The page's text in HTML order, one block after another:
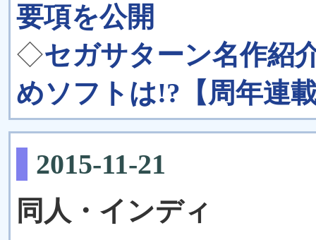
要項を公開
◇セガサターン名作紹
めソフトは!?【周年連
2015-11-21
同人・インディ